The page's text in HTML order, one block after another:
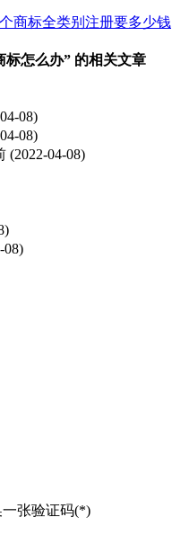
商标全类别注册要多少钱
标怎么办” 的相关文章
08)
08)
(2022-04-08)
08)
验证码(*)